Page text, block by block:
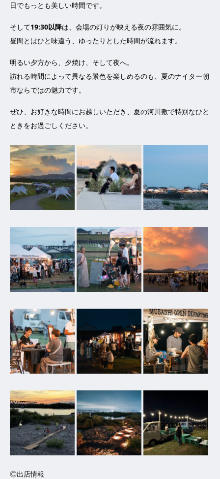
日でもっとも美しい時間です。
そして19:30以降は、会場の灯りが映える夜の雰囲気に。
昼間とはひと味違う、ゆったりとした時間が流れます。
明るい夕方から、夕焼け、そして夜へ。
訪れる時間によって異なる景色を楽しめるのも、夏のナイター朝
市ならではの魅力です。
ぜひ、お好きな時間にお越しいただき、夏の河川敷で特別なひと
ときをお過ごしください。
◎出店情報